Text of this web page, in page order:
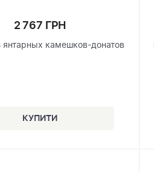
2 767 ГРН
янтарных камешков-донатов